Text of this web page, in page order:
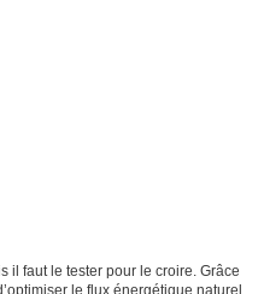
il faut le tester pour le croire. Grâce
le flux énergétique naturel